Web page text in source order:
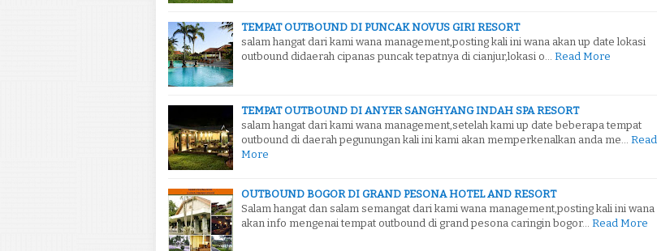
TEMPAT OUTBOUND DI PUNCAK NOVUS GIRI RESORT
salam hangat dari kami wana management,posting kali ini wana akan up date lokasi
outbound didaerah cipanas puncak tepatnya di cianjur,lokasi o…
Read More
TEMPAT OUTBOUND DI ANYER SANGHYANG INDAH SPA RESORT
salam hangat dari kami wana management,setelah kami up date beberapa tempat
outbound di daerah pegunungan kali ini kami akan memperkenalkan anda me…
Read
More
OUTBOUND BOGOR DI GRAND PESONA HOTEL AND RESORT
Salam hangat dan salam semangat dari kami wana management,posting kali ini wana
akan info mengenai tempat outbound di grand pesona caringin bogor…
Read More